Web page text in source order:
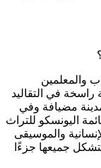
والمعلمين
راسخة في التقاليد
مدينة مضيافة وفي
اليونسكو للتراث
والموسيقى
لتشكل جميعها جزءًا